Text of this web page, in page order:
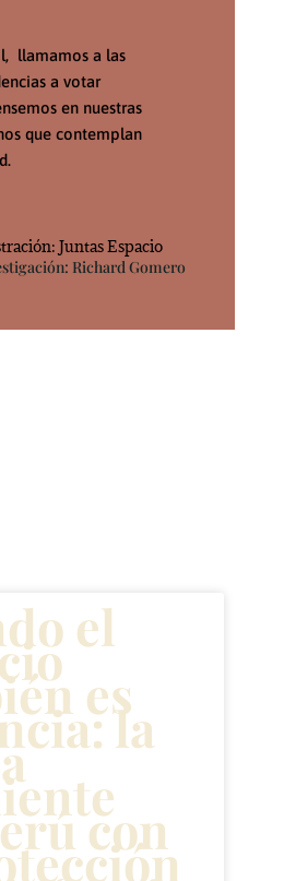
llamamos a las
a votar
en nuestras
que contemplan
Juntas Espacio
Richard Gomero
el
es
la
con